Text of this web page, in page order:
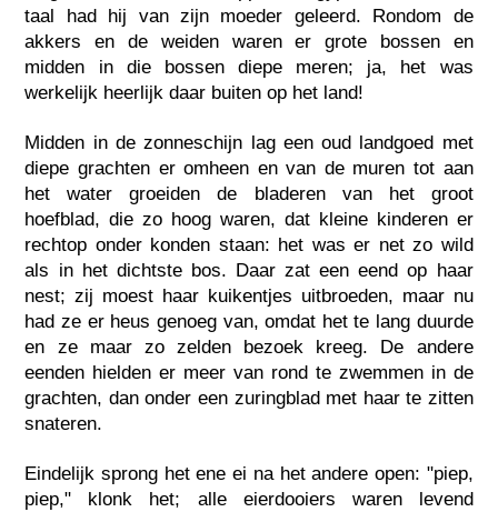
taal had hij van zijn moeder geleerd. Rondom de
akkers en de weiden waren er grote bossen en
midden in die bossen diepe meren; ja, het was
werkelijk heerlijk daar buiten op het land!
Midden in de zonneschijn lag een oud landgoed met
diepe grachten er omheen en van de muren tot aan
het water groeiden de bladeren van het groot
hoefblad, die zo hoog waren, dat kleine kinderen er
rechtop onder konden staan: het was er net zo wild
als in het dichtste bos. Daar zat een eend op haar
nest; zij moest haar kuikentjes uitbroeden, maar nu
had ze er heus genoeg van, omdat het te lang duurde
en ze maar zo zelden bezoek kreeg. De andere
eenden hielden er meer van rond te zwemmen in de
grachten, dan onder een zuringblad met haar te zitten
snateren.
Eindelijk sprong het ene ei na het andere open: "piep,
piep," klonk het; alle eierdooiers waren levend